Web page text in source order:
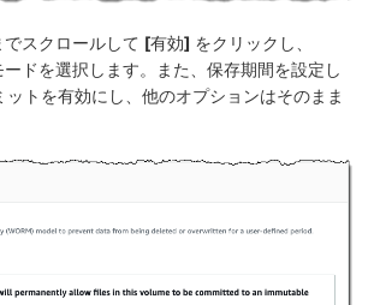
スクロールして [有効] をクリックし、
ードを選択します。また、保存期間を設定し
トを有効にし、他のオプションはそのまま